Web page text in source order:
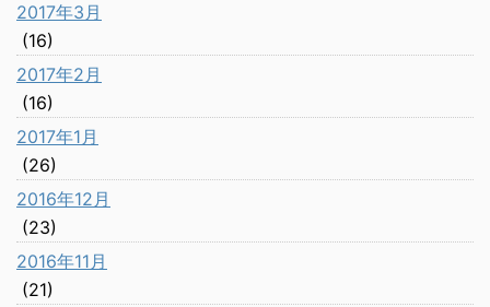
2017年3月
(16)
2017年2月
(16)
2017年1月
(26)
2016年12月
(23)
2016年11月
(21)